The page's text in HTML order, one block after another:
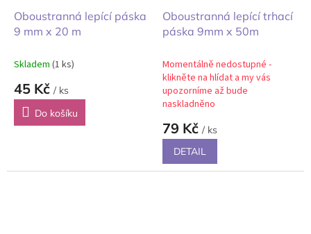
Oboustranná lepící páska
9 mm x 20 m
Skladem (1 ks)
45 Kč / ks
Do košíku
Oboustranná lepící trhací
páska 9mm x 50m
Momentálně nedostupné -
klikněte na hlídat a my vás
upozorníme až bude
naskladněno
79 Kč / ks
DETAIL